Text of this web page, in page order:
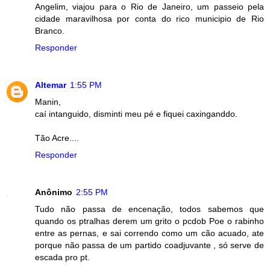
Angelim, viajou para o Rio de Janeiro, um passeio pela
cidade maravilhosa por conta do rico municipio de Rio
Branco.
Responder
Altemar 1:55 PM
Manin,
caí intanguido, disminti meu pé e fiquei caxinganddo.
Tão Acre....
Responder
Anônimo 2:55 PM
Tudo não passa de encenação, todos sabemos que
quando os ptralhas derem um grito o pcdob Poe o rabinho
entre as pernas, e sai correndo como um cão acuado, ate
porque não passa de um partido coadjuvante , só serve de
escada pro pt.